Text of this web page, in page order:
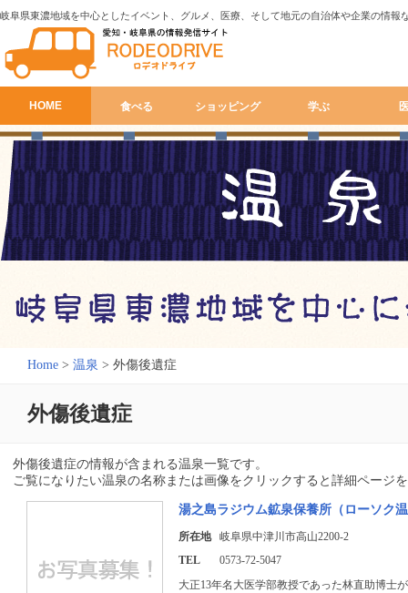
岐阜県東濃地域を中心としたイベント、グルメ、医療、そして地元の自治体や企業の情報
HOME 食べる ショッピング 学ぶ
Home > 温泉 > 外傷後遺症
外傷後遺症
外傷後遺症の情報が含まれる温泉一覧です。
ご覧になりたい温泉の名称または画像をクリックすると詳細ページ
湯之島ラジウム鉱泉保養所（ローソク
所在地
岐阜県中津川市高山2200-2
TEL
0573-72-5047
大正13年名大医学部教授であった林直助博士